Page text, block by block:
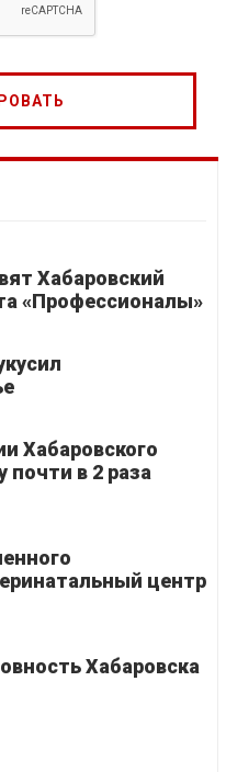
Хабаровский
«Профессионалы»
Хабаровского
почти в 2 раза
центр
Хабаровска